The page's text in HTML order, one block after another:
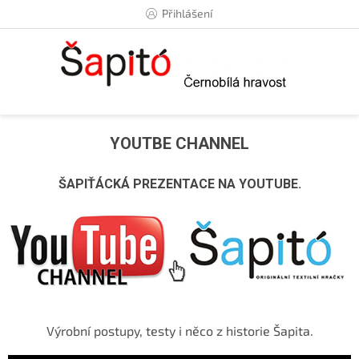
Přihlášení
YOUTBE CHANNEL
ŠAPIŤÁCKÁ PREZENTACE NA YOUTUBE.
Výrobní postupy, testy i něco z historie Šapita.